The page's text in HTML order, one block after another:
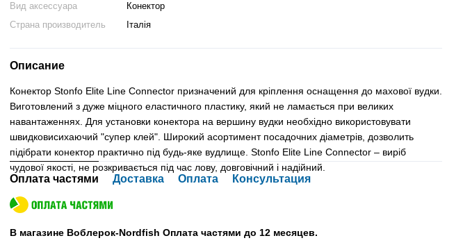
Вид аксессуара
Конектор
Страна производитель
Італія
Описание
Конектор Stonfo Elite Line Connector призначений для кріплення оснащення до махової вудки.
Виготовлений з дуже міцного еластичного пластику, який не ламається при великих
навантаженнях. Для установки конектора на вершину вудки необхідно використовувати
швидковисихаючий "супер клей". Широкий асортимент посадочних діаметрів, дозволить
підібрати конектор практично під будь-яке вудлище. Stonfo Elite Line Connector – виріб
чудової якості, не розкривається під час лову, довговічний і надійний.
Оплата частями Доставка Оплата Консультация
В магазине Воблерок-Nordfish Оплата частями до 12 месяцев.